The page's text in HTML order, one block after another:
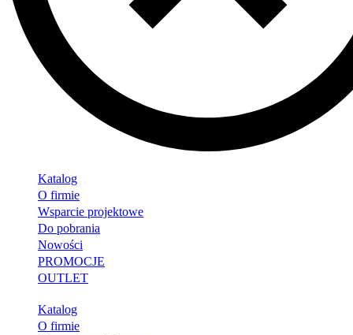
Katalog
O firmie
Wsparcie projektowe
Do pobrania
Nowości
PROMOCJE
OUTLET
Katalog
O firmie